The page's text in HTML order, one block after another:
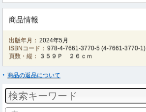
商品情報
出版年月： 2024年5月
ISBNコード： 978-4-7661-3770-5 (4-7661-3770-1)
頁数・縦：
３５９Ｐ ２６ｃｍ
商品の返品について